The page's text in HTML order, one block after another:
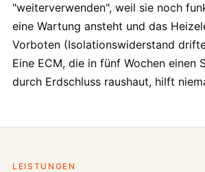
"weiterverwenden", weil sie noch
eine Wartung ansteht und das
Vorboten (Isolationswiderstand
Eine ECM, die in fünf Wochen einen
durch Erdschluss raushaut, hilft
LEISTUNGEN